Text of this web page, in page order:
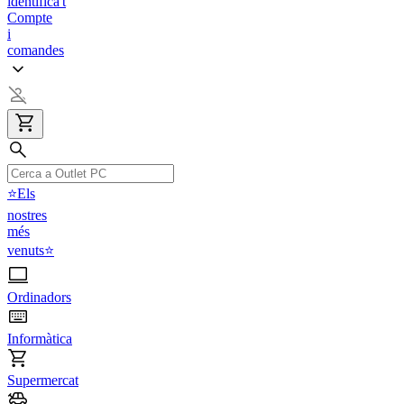
Compte
i
comandes
⭐Els
nostres
més
venuts⭐
Ordinadors
Informàtica
Supermercat